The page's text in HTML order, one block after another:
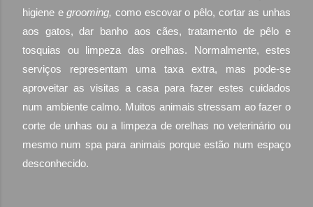
higiene egrooming,como escovar o pêlo, cortar as unhas
aos gatos, dar banho aos cães, tratamento de pêlo e
tosquias ou limpeza das orelhas. Normalmente, estes
serviços representam uma taxa extra, mas pode-se
aproveitar as visitas a casa para fazer estes cuidados
num ambiente calmo. Muitos animais stressam ao fazer o
corte de unhas ou a limpeza de orelhas no veterinário ou
mesmo num spa para animais porque estão num espaço
desconhecido.